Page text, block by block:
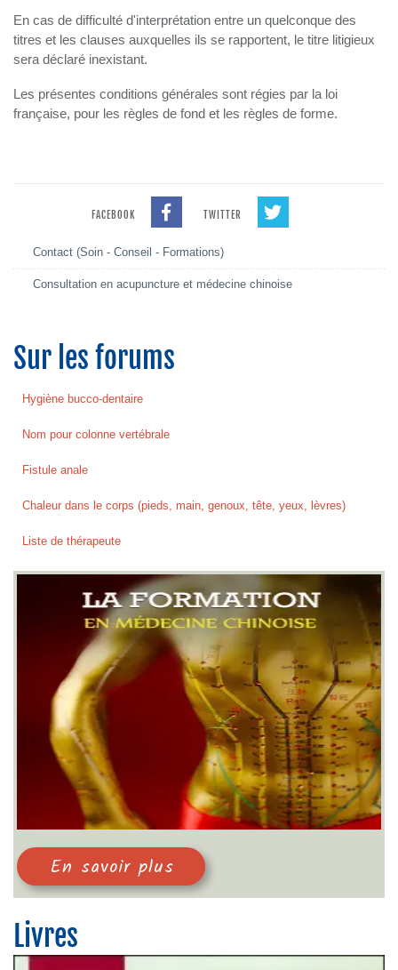
En cas de difficulté d'interprétation entre un quelconque des
titres et les clauses auxquelles ils se rapportent, le titre litigieux
sera déclaré inexistant.
Les présentes conditions générales sont régies par la loi
française, pour les règles de fond et les règles de forme.
FACEBOOK TWITTER
Contact (Soin - Conseil - Formations)
Consultation en acupuncture et médecine chinoise
Sur les forums
Hygiène bucco-dentaire
Nom pour colonne vertébrale
Fistule anale
Chaleur dans le corps (pieds, main, genoux, tête, yeux, lèvres)
Liste de thérapeute
En savoir plus
Livres